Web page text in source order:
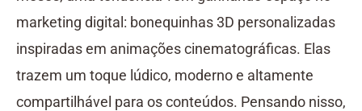
marketing digital: bonequinhas 3D personalizadas
inspiradas em animações cinematográficas. Elas
trazem um toque lúdico, moderno e altamente
compartilhável para os conteúdos. Pensando nisso,